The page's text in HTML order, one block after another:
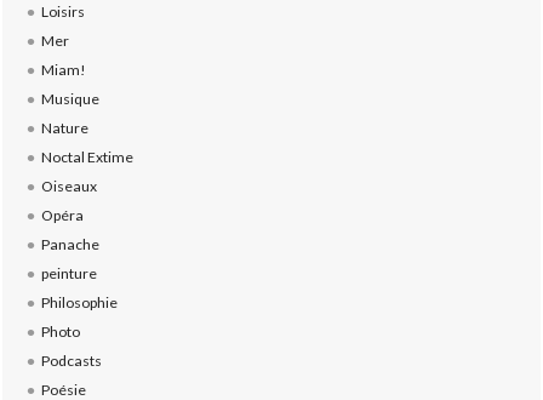
Loisirs
Mer
Miam!
Musique
Nature
Noctal Extime
Oiseaux
Opéra
Panache
peinture
Philosophie
Photo
Podcasts
Poésie